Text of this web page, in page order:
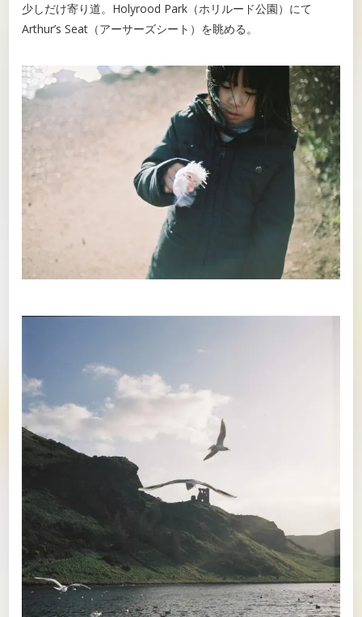
少しだけ寄り道。Holyrood Park（ホリルード公園）にて
Arthur’s Seat（アーサーズシート）を眺める。